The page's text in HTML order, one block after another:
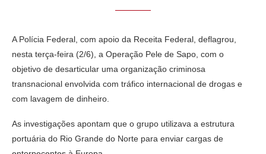
A Polícia Federal, com apoio da Receita Federal, deflagrou,
nesta terça-feira (2/6), a Operação Pele de Sapo, com o
objetivo de desarticular uma organização criminosa
transnacional envolvida com tráfico internacional de drogas e
com lavagem de dinheiro.
As investigações apontam que o grupo utilizava a estrutura
portuária do Rio Grande do Norte para enviar cargas de